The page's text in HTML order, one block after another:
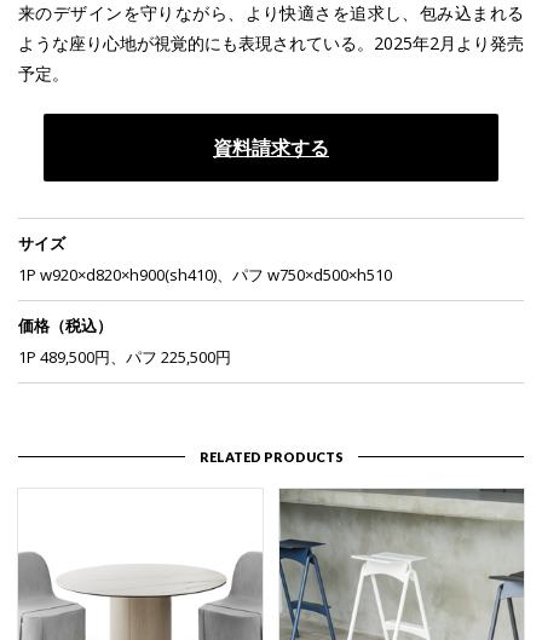
来のデザインを守りながら、より快適さを追求し、包み込まれる
ような座り心地が視覚的にも表現されている。2025年2月より発売
予定。
資料請求する
サイズ
1P w920×d820×h900(sh410)、パフ w750×d500×h510
価格（税込）
1P 489,500円、パフ 225,500円
RELATED PRODUCTS